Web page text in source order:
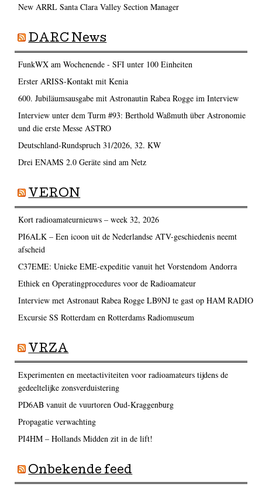
New ARRL Santa Clara Valley Section Manager
DARC News
FunkWX am Wochenende - SFI unter 100 Einheiten
Erster ARISS-Kontakt mit Kenia
600. Jubiläumsausgabe mit Astronautin Rabea Rogge im Interview
Interview unter dem Turm #93: Berthold Waßmuth über Astronomie
und die erste Messe ASTRO
Deutschland-Rundspruch 31/2026, 32. KW
Drei ENAMS 2.0 Geräte sind am Netz
VERON
Kort radioamateurnieuws – week 32, 2026
PI6ALK – Een icoon uit de Nederlandse ATV-geschiedenis neemt
afscheid
C37EME: Unieke EME-expeditie vanuit het Vorstendom Andorra
Ethiek en Operatingprocedures voor de Radioamateur
Interview met Astronaut Rabea Rogge LB9NJ te gast op HAM RADIO
Excursie SS Rotterdam en Rotterdams Radiomuseum
VRZA
Experimenten en meetactiviteiten voor radioamateurs tijdens de
gedeeltelijke zonsverduistering
PD6AB vanuit de vuurtoren Oud-Kraggenburg
Propagatie verwachting
PI4HM – Hollands Midden zit in de lift!
Onbekende feed